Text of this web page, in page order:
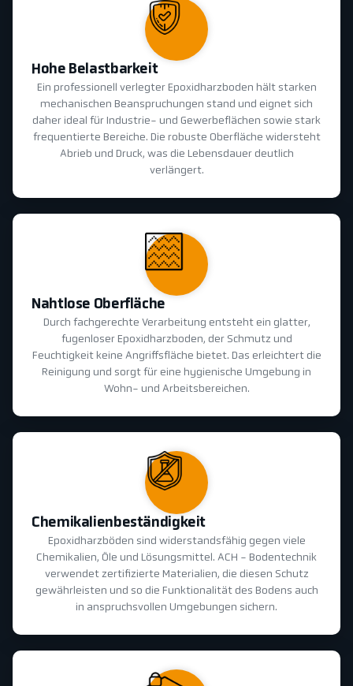
Hohe Belastbarkeit
Ein professionell verlegter Epoxidharzboden hält starken
mechanischen Beanspruchungen stand und eignet sich
daher ideal für Industrie- und Gewerbeflächen sowie stark
frequentierte Bereiche. Die robuste Oberfläche widersteht
Abrieb und Druck, was die Lebensdauer deutlich
verlängert.
Nahtlose Oberfläche
Durch fachgerechte Verarbeitung entsteht ein glatter,
fugenloser Epoxidharzboden, der Schmutz und
Feuchtigkeit keine Angriffsfläche bietet. Das erleichtert die
Reinigung und sorgt für eine hygienische Umgebung in
Wohn- und Arbeitsbereichen.
Chemikalienbeständigkeit
Epoxidharzböden sind widerstandsfähig gegen viele
Chemikalien, Öle und Lösungsmittel. ACH - Bodentechnik
verwendet zertifizierte Materialien, die diesen Schutz
gewährleisten und so die Funktionalität des Bodens auch
in anspruchsvollen Umgebungen sichern.